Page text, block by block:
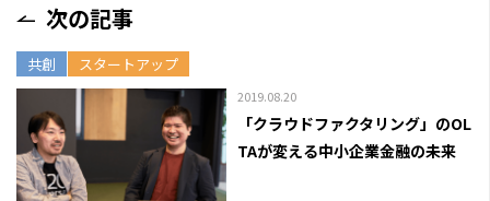
次の記事
共創 スタートアップ
2019.08.20
「クラウドファクタリング」のOL
TAが変える中小企業金融の未来